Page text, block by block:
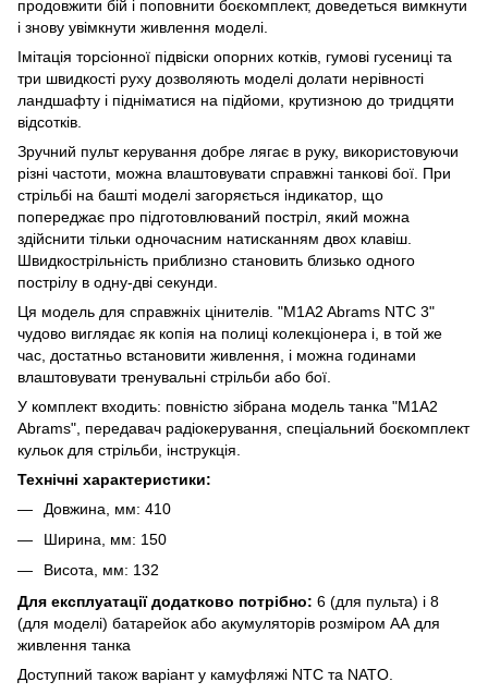
продовжити бій і поповнити боєкомплект, доведеться вимкнути
і знову увімкнути живлення моделі.
Імітація торсіонної підвіски опорних котків, гумові гусениці та
три швидкості руху дозволяють моделі долати нерівності
ландшафту і підніматися на підйоми, крутизною до тридцяти
відсотків.
Зручний пульт керування добре лягає в руку, використовуючи
різні частоти, можна влаштовувати справжні танкові бої. При
стрільбі на башті моделі загоряється індикатор, що
попереджає про підготовлюваний постріл, який можна
здійснити тільки одночасним натисканням двох клавіш.
Швидкострільність приблизно становить близько одного
пострілу в одну-дві секунди.
Ця модель для справжніх цінителів. "M1A2 Abrams NTC 3"
чудово виглядає як копія на полиці колекціонера і, в той же
час, достатньо встановити живлення, і можна годинами
влаштовувати тренувальні стрільби або бої.
У комплект входить: повністю зібрана модель танка "M1A2
Abrams", передавач радіокерування, спеціальний боєкомплект
кульок для стрільби, інструкція.
Технічні характеристики:
Довжина, мм: 410
Ширина, мм: 150
Висота, мм: 132
Для експлуатації додатково потрібно: 6 (для пульта) і 8
(для моделі) батарейок або акумуляторів розміром АА для
живлення танка
Доступний також варіант у камуфляжі NTC та NATO.